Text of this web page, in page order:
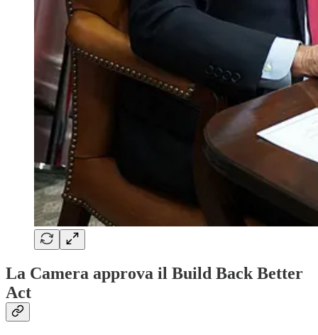
La Camera approva il Build Back Better
Act